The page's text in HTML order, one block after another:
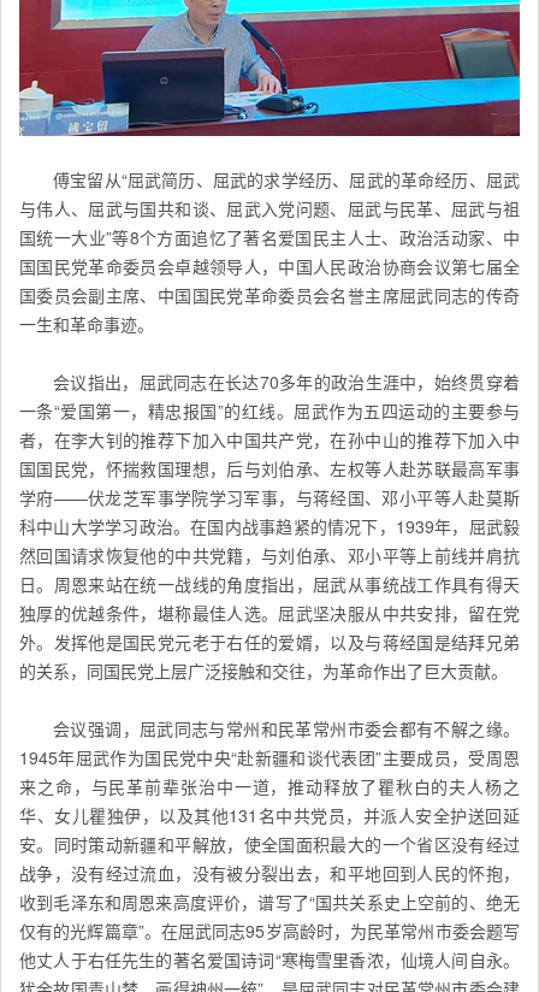
傅宝留从“屈武简历、屈武的求学经历、屈武的革命经历、屈武
与伟人、屈武与国共和谈、屈武入党问题、屈武与民革、屈武与祖
国统一大业”等8个方面追忆了著名爱国民主人士、政治活动家、中
国国民党革命委员会卓越领导人，中国人民政治协商会议第七届全
国委员会副主席、中国国民党革命委员会名誉主席屈武同志的传奇
一生和革命事迹。
会议指出，屈武同志在长达70多年的政治生涯中，始终贯穿着
一条“爱国第一，精忠报国”的红线。屈武作为五四运动的主要参与
者，在李大钊的推荐下加入中国共产党，在孙中山的推荐下加入中
国国民党，怀揣救国理想，后与刘伯承、左权等人赴苏联最高军事
学府——伏龙芝军事学院学习军事，与蒋经国、邓小平等人赴莫斯
科中山大学学习政治。在国内战事趋紧的情况下，1939年，屈武毅
然回国请求恢复他的中共党籍，与刘伯承、邓小平等上前线并肩抗
日。周恩来站在统一战线的角度指出，屈武从事统战工作具有得天
独厚的优越条件，堪称最佳人选。屈武坚决服从中共安排，留在党
外。发挥他是国民党元老于右任的爱婿，以及与蒋经国是结拜兄弟
的关系，同国民党上层广泛接触和交往，为革命作出了巨大贡献。
会议强调，屈武同志与常州和民革常州市委会都有不解之缘。
1945年屈武作为国民党中央“赴新疆和谈代表团”主要成员，受周恩
来之命，与民革前辈张治中一道，推动释放了瞿秋白的夫人杨之
华、女儿瞿独伊，以及其他131名中共党员，并派人安全护送回延
安。同时策动新疆和平解放，使全国面积最大的一个省区没有经过
战争，没有经过流血，没有被分裂出去，和平地回到人民的怀抱，
收到毛泽东和周恩来高度评价，谱写了“国共关系史上空前的、绝无
仅有的光辉篇章”。在屈武同志95岁高龄时，为民革常州市委会题写
他丈人于右任先生的著名爱国诗词“寒梅雪里香浓，仙境人间自永。